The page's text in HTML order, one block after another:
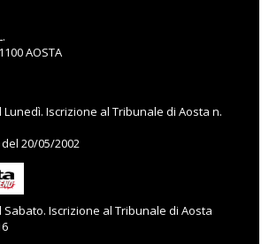
AOSTA
Iscrizione al Tribunale di Aosta n.
20/05/2002
Iscrizione al Tribunale di Aosta